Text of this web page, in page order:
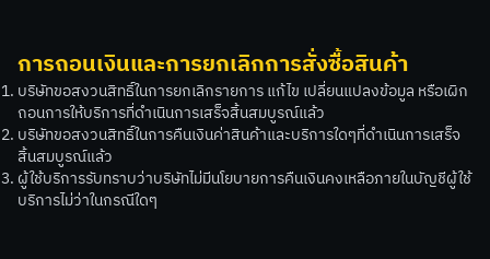
การถอนเงินและการยกเลิกการสั่งซื้อสินค้า
บริษัทขอสงวนสิทธิ์ในการยกเลิกรายการ แก้ไข เปลี่ยนแปลงข้อมูล หรือเผิก
ถอนการให้บริการที่ดำเนินการเสร็จสิ้นสมบูรณ์แล้ว
บริษัทขอสงวนสิทธิ์ในการคืนเงินค่าสินค้าและบริการใดๆที่ดำเนินการเสร็จ
สิ้นสมบูรณ์แล้ว
ผู้ใช้บริการรับทราบว่าบริษัทไม่มีนโยบายการคืนเงินคงเหลือภายในบัญชีผู้ใช้
บริการไม่ว่าในกรณีใดๆ